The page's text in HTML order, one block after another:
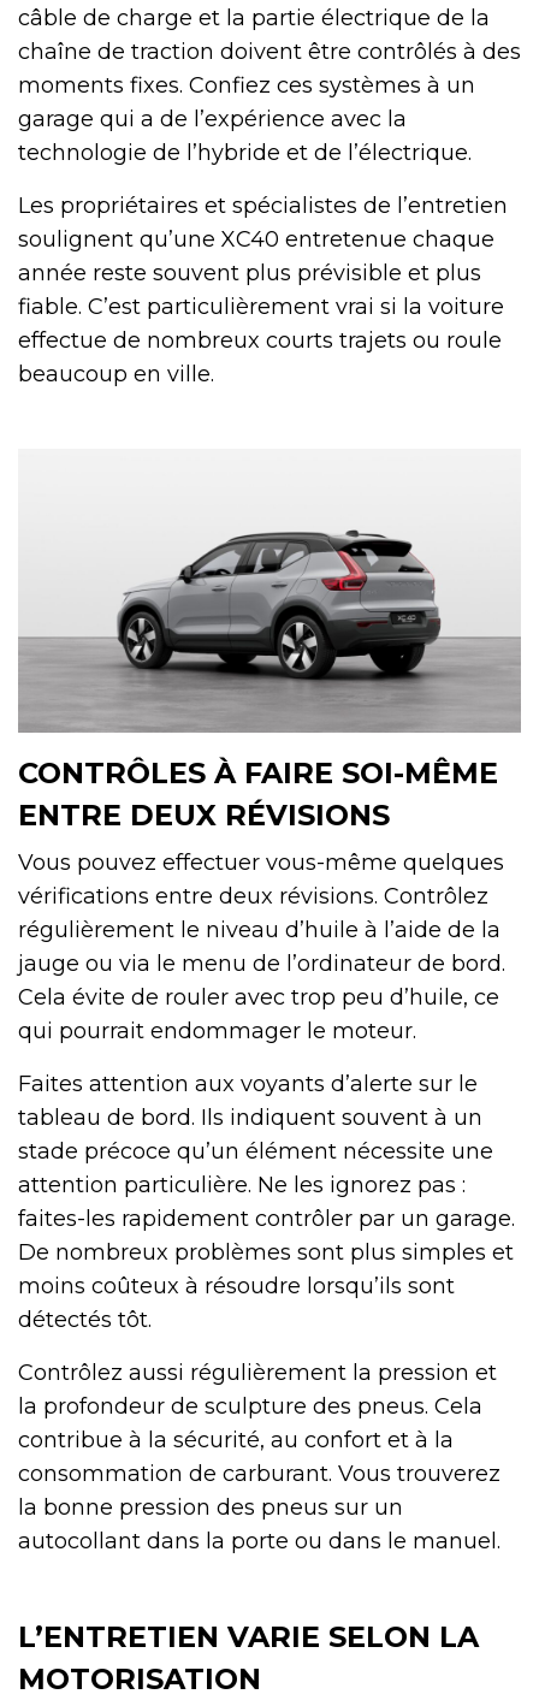
câble de charge et la partie électrique de la
chaîne de traction doivent être contrôlés à des
moments fixes. Confiez ces systèmes à un
garage qui a de l’expérience avec la
technologie de l’hybride et de l’électrique.
Les propriétaires et spécialistes de l’entretien
soulignent qu’une XC40 entretenue chaque
année reste souvent plus prévisible et plus
fiable. C’est particulièrement vrai si la voiture
effectue de nombreux courts trajets ou roule
beaucoup en ville.
CONTRÔLES À FAIRE SOI-MÊME
ENTRE DEUX RÉVISIONS
Vous pouvez effectuer vous-même quelques
vérifications entre deux révisions. Contrôlez
régulièrement le niveau d’huile à l’aide de la
jauge ou via le menu de l’ordinateur de bord.
Cela évite de rouler avec trop peu d’huile, ce
qui pourrait endommager le moteur.
Faites attention aux voyants d’alerte sur le
tableau de bord. Ils indiquent souvent à un
stade précoce qu’un élément nécessite une
attention particulière. Ne les ignorez pas :
faites-les rapidement contrôler par un garage.
De nombreux problèmes sont plus simples et
moins coûteux à résoudre lorsqu’ils sont
détectés tôt.
Contrôlez aussi régulièrement la pression et
la profondeur de sculpture des pneus. Cela
contribue à la sécurité, au confort et à la
consommation de carburant. Vous trouverez
la bonne pression des pneus sur un
autocollant dans la porte ou dans le manuel.
L’ENTRETIEN VARIE SELON LA
MOTORISATION